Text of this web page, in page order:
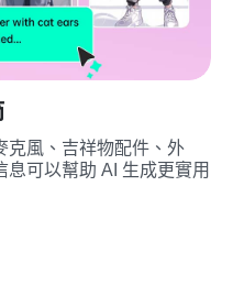
克風、吉祥物配件、外
可以幫助 AI 生成更實用